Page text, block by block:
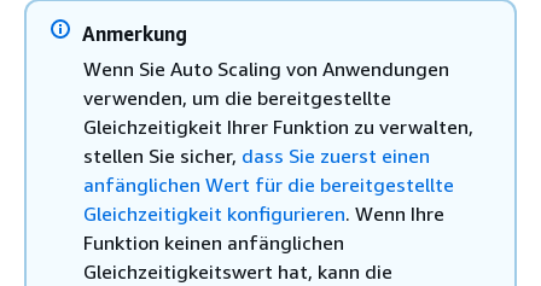
Anmerkung
Wenn Sie Auto Scaling von Anwendungen
verwenden, um die bereitgestellte
Gleichzeitigkeit Ihrer Funktion zu verwalten,
stellen Sie sicher, dass Sie zuerst einen
anfänglichen Wert für die bereitgestellte
Gleichzeitigkeit konfigurieren. Wenn Ihre
Funktion keinen anfänglichen
Gleichzeitigkeitswert hat, kann die